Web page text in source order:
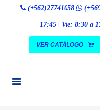
(+562)27741058
17:45 | Vie: 8:30 a
VER CATÁLOGO
de